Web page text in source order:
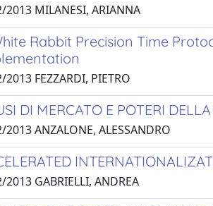
2013 MILANESI, ARIANNA
Rabbit Precision Time
2013 FEZZARDI, PIETRO
DI MERCATO E POTERI
2013 ANZALONE, ALESSANDRO
2013 GABRIELLI, ANDREA